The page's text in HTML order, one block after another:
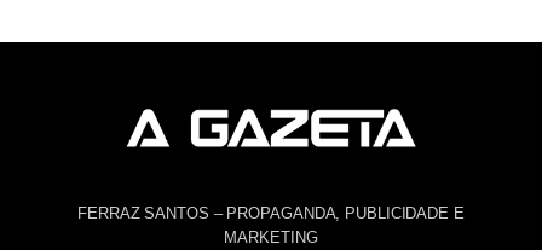
FERRAZ SANTOS – PROPAGANDA, PUBLICIDADE E
MARKETING